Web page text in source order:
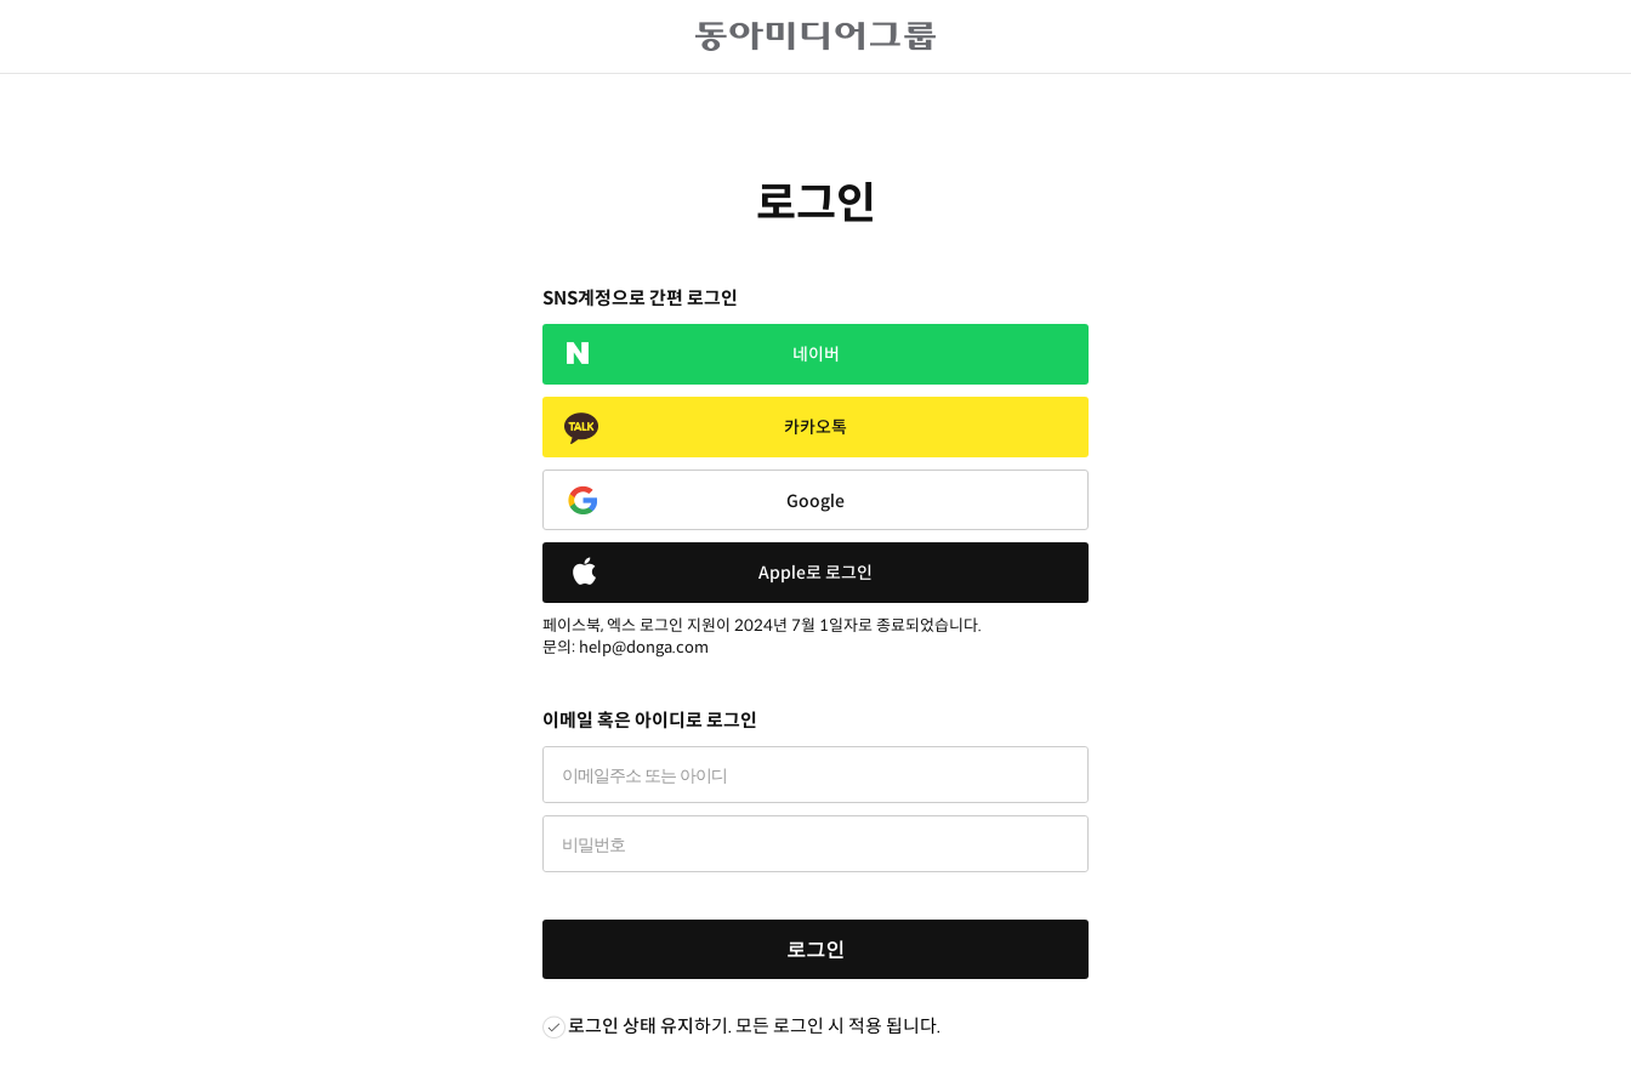
로그인
SNS계정으로 간편 로그인
네이버
카카오톡
Google
Apple로 로그인
페이스북, 엑스 로그인 지원이 2024년 7월 1일자로 종료되었습니다.
문의: help@donga.com
이메일 혹은 아이디로 로그인
로그인
로그인 상태 유지하기. 모든 로그인 시 적용 됩니다.